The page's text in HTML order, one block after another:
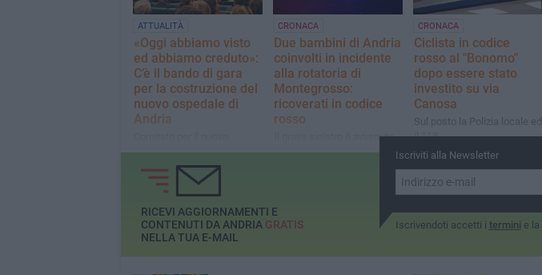
ATTUALITÀ
«Oggi abbiamo visto
ed abbiamo creduto»:
C’è il bando di gara
per la costruzione del
nuovo ospedale di
Andria
Ospedale di Andria:
«Insomma si parte
veramente. Non ci sono più
scuse per nessuno»
CRONACA
Due bambini di Andria
coinvolti in incidente
alla rotatoria di
Montegrosso:
ricoverati in codice
rosso
Il grave sinistro è avvenuto
la notte scorsa. Sul posto
CRONACA
Ciclista in codice
rosso al "Bonomo"
dopo essere stato
investito su via
Canosa
Sul posto la Polizia locale ed
il 118
Iscriviti alla Newsletter
Iscrivendoti accetti i termini e la
RICEVI AGGIORNAMENTI E
CONTENUTI DA ANDRIA GRATIS
NELLA TUA E-MAIL